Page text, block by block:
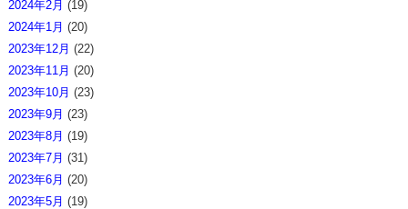
2024年2月 (19)
2024年1月 (20)
2023年12月 (22)
2023年11月 (20)
2023年10月 (23)
2023年9月 (23)
2023年8月 (19)
2023年7月 (31)
2023年6月 (20)
2023年5月 (19)